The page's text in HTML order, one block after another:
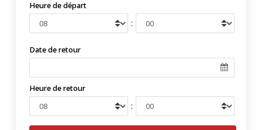
Heure de départ
:
Date de retour
Heure de retour
: